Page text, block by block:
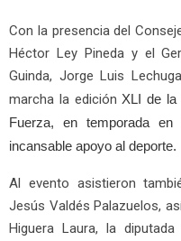
Con la presencia del Consejero del Club Tomateros de Culiacán,
Héctor Ley Pineda y el
Guinda, Jorge Luis
marcha la ediciónXLI de la
Fuerza, en temporada
incansable apoyo al deporte.
Al evento asistieron
Jesús Valdés Palazuelos,
Higuera Laura, la